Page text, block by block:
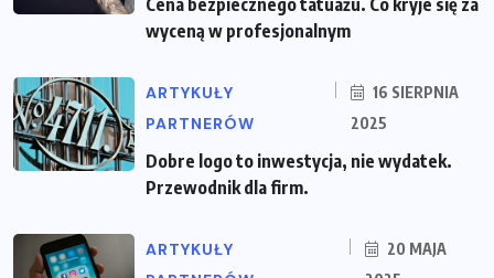
Cena bezpiecznego tatuażu. Co kryje się za
wyceną w profesjonalnym
ARTYKUŁY
PARTNERÓW
16 SIERPNIA
2025
Dobre logo to inwestycja, nie wydatek.
Przewodnik dla firm.
ARTYKUŁY
20 MAJA